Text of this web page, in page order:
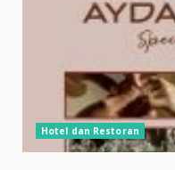
Hotel dan Restoran